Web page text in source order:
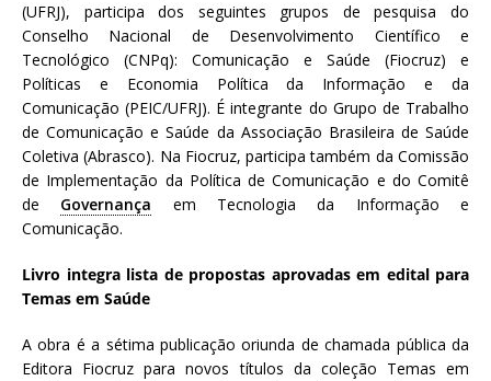
(UFRJ), participa dos seguintes grupos de pesquisa do
Conselho Nacional de Desenvolvimento Científico e
Tecnológico (CNPq): Comunicação e Saúde (Fiocruz) e
Políticas e Economia Política da Informação e da
Comunicação (PEIC/UFRJ). É integrante do Grupo de Trabalho
de Comunicação e Saúde da Associação Brasileira de Saúde
Coletiva (Abrasco). Na Fiocruz, participa também da Comissão
de Implementação da Política de Comunicação e do Comitê
de Governança em Tecnologia da Informação e
Comunicação.
Livro integra lista de propostas aprovadas em edital para
Temas em Saúde
A obra é a sétima publicação oriunda de chamada pública da
Editora Fiocruz para novos títulos da coleção Temas em